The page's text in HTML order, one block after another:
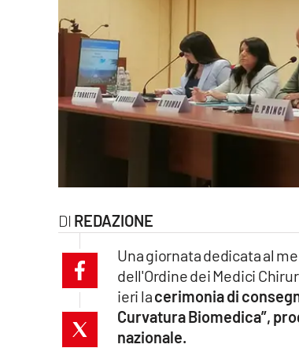
catanzarochannel.it
REDAZIONE
Una giornata dedicata al
dell'Ordine dei Medici
ieri lacerimonia di
Curvatura Biomedica”,
nazionale.